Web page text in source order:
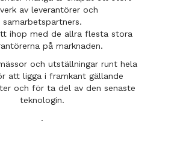
av leverantörer och
samarbetspartners.
ihop med de allra flesta stora
på marknaden.
och utställningar runt hela
att ligga i framkant gällande
och för ta del av den senaste
teknologin.
.